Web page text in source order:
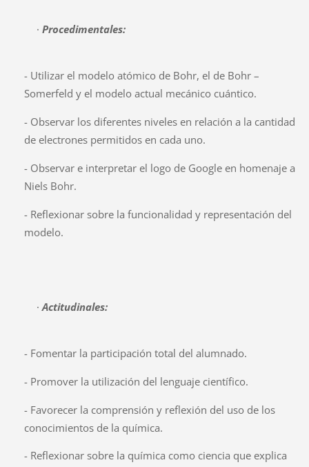
· Procedimentales:
- Utilizar el modelo atómico de Bohr, el de Bohr –
Somerfeld y el modelo actual mecánico cuántico.
- Observar los diferentes niveles en relación a la cantidad
de electrones permitidos en cada uno.
- Observar e interpretar el logo de Google en homenaje a
Niels Bohr.
- Reflexionar sobre la funcionalidad y representación del
modelo.
· Actitudinales:
- Fomentar la participación total del alumnado.
- Promover la utilización del lenguaje científico.
- Favorecer la comprensión y reflexión del uso de los
conocimientos de la química.
- Reflexionar sobre la química como ciencia que explica